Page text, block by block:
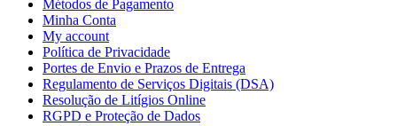
Métodos de Pagamento
Minha Conta
My account
Política de Privacidade
Portes de Envio e Prazos de Entrega
Regulamento de Serviços Digitais (DSA)
Resolução de Litígios Online
RGPD e Proteção de Dados